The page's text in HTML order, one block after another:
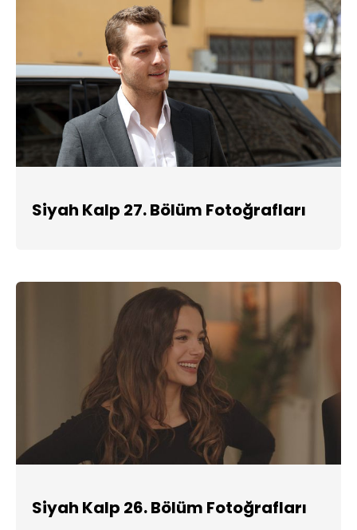
Siyah Kalp 27. Bölüm Fotoğrafları
Siyah Kalp 26. Bölüm Fotoğrafları